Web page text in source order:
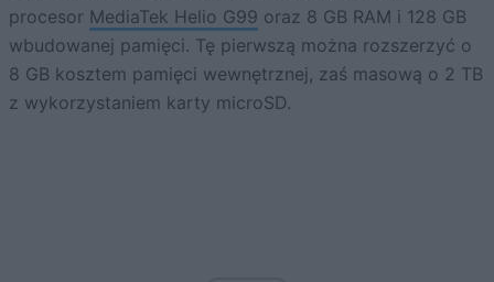
procesor MediaTek Helio G99 oraz 8 GB RAM i 128 GB
wbudowanej pamięci. Tę pierwszą można rozszerzyć o
8 GB kosztem pamięci wewnętrznej, zaś masową o 2 TB
z wykorzystaniem karty microSD.